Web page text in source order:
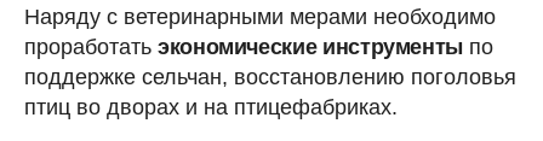
Наряду с ветеринарными мерами необходимо
проработать экономические инструменты по
поддержке сельчан, восстановлению поголовья
птиц во дворах и на птицефабриках.